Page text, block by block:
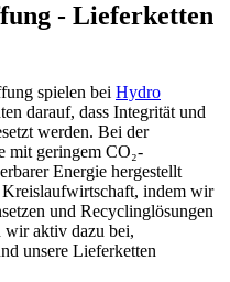
- Lieferketten
spielen bei Hydro
darauf, dass Integrität und
werden. Bei der
mit geringem CO₂-
Energie hergestellt
indem wir
und Recyclinglösungen
wir aktiv dazu bei,
unsere Lieferketten